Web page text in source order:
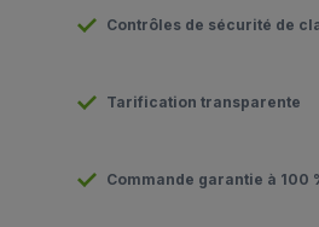
Contrôles de sécurité de
Tarification transparente
Commande garantie à 100